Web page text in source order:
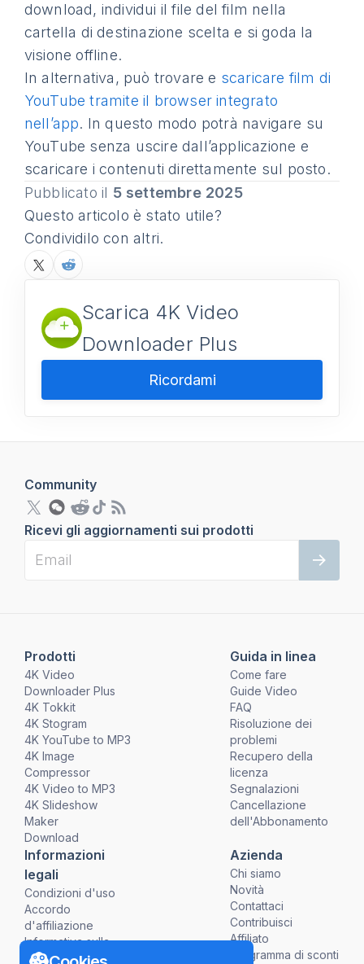
download, individui il file del film nella
cartella di destinazione scelta e si goda la
visione offline.
In alternativa, può trovare e scaricare film di
YouTube tramite il browser integrato
nell’app. In questo modo potrà navigare su
YouTube senza uscire dall’applicazione e
scaricare i contenuti direttamente sul posto.
Pubblicato il 5 settembre 2025
Questo articolo è stato utile?
Condividilo con altri.
Scarica 4K Video
Downloader Plus
Ricordami
Prodotti
4K Video
Downloader Plus
4K Tokkit
4K Stogram
4K YouTube to MP3
4K Image
Compressor
4K Video to MP3
4K Slideshow
Maker
Download
Guida in linea
Come fare
Guide Video
FAQ
Risoluzione dei
problemi
Recupero della
licenza
Segnalazioni
Cancellazione
dell'Abbonamento
Informazioni
legali
Condizioni d'uso
Accordo
d'affiliazione
Informativa sulla
Privacy
Azienda
Chi siamo
Novità
Contattaci
Contribuisci
Affiliato
Programma di sconti
Community
Ricevi gli aggiornamenti sui prodotti